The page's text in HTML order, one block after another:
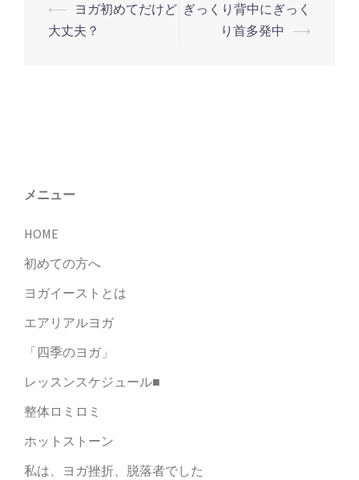
投
稿
ョ
⟵
ヨガ初めてだけど
大丈夫？
ぎっくり背中にぎっく
り首多発中
⟶
メニュー
HOME
初めての方へ
ヨガイーストとは
エアリアルヨガ
「四季のヨガ」
レッスンスケジュール■
整体ロミロミ
ホットストーン
私は、ヨガ挫折、脱落者でした